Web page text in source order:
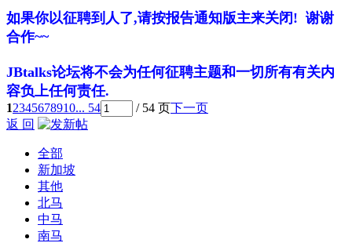
如果你以征聘到人了,请按报告通知版主来关闭! 谢谢
合作~~
JBtalks论坛将不会为任何征聘主题和一切所有有关内
容负上任何责任.
12345678910... 54 / 54 页下一页
返 回
全部
新加坡
其他
北马
中马
南马